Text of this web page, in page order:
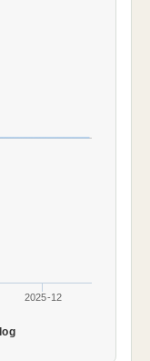
2025-12